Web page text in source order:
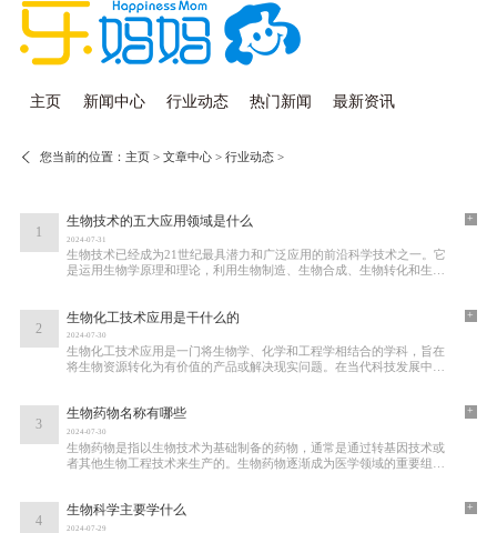
主页 新闻中心 行业动态 热门新闻 最新资讯
您当前的位置：主页 >文章中心 >行业动态 >
1
生物技术的五大应用领域是什么
2024-07-31
生物技术已经成为21世纪最具潜力和广泛应用的前沿科学技术之一。它
是运用生物学原理和理论，利用生物制造、生物合成、生物转化和生物
+
2
生物化工技术应用是干什么的
2024-07-30
生物化工技术应用是一门将生物学、化学和工程学相结合的学科，旨在
将生物资源转化为有价值的产品或解决现实问题。在当代科技发展中，
+
3
生物药物名称有哪些
2024-07-30
生物药物是指以生物技术为基础制备的药物，通常是通过转基因技术或
者其他生物工程技术来生产的。生物药物逐渐成为医学领域的重要组成
+
4
生物科学主要学什么
2024-07-29
+